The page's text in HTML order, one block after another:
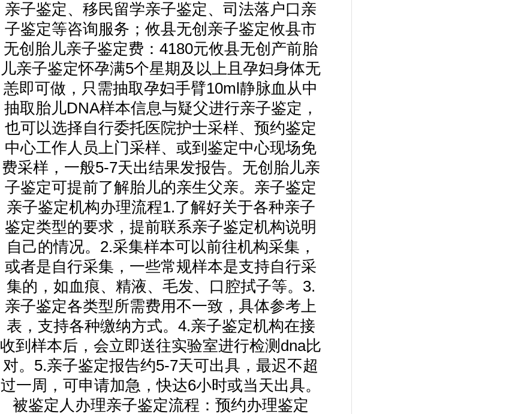
亲子鉴定、移民留学亲子鉴定、司法落户口亲
子鉴定等咨询服务；攸县无创亲子鉴定攸县市
无创胎儿亲子鉴定费：4180元攸县无创产前胎
儿亲子鉴定怀孕满5个星期及以上且孕妇身体无
恙即可做，只需抽取孕妇手臂10ml静脉血从中
抽取胎儿DNA样本信息与疑父进行亲子鉴定，
也可以选择自行委托医院护士采样、预约鉴定
中心工作人员上门采样、或到鉴定中心现场免
费采样，一般5-7天出结果发报告。无创胎儿亲
子鉴定可提前了解胎儿的亲生父亲。亲子鉴定
亲子鉴定机构办理流程1.了解好关于各种亲子
鉴定类型的要求，提前联系亲子鉴定机构说明
自己的情况。2.采集样本可以前往机构采集，
或者是自行采集，一些常规样本是支持自行采
集的，如血痕、精液、毛发、口腔拭子等。3.
亲子鉴定各类型所需费用不一致，具体参考上
表，支持各种缴纳方式。4.亲子鉴定机构在接
收到样本后，会立即送往实验室进行检测dna比
对。5.亲子鉴定报告约5-7天可出具，最迟不超
过一周，可申请加急，快达6小时或当天出具。
被鉴定人办理亲子鉴定流程：预约办理鉴定